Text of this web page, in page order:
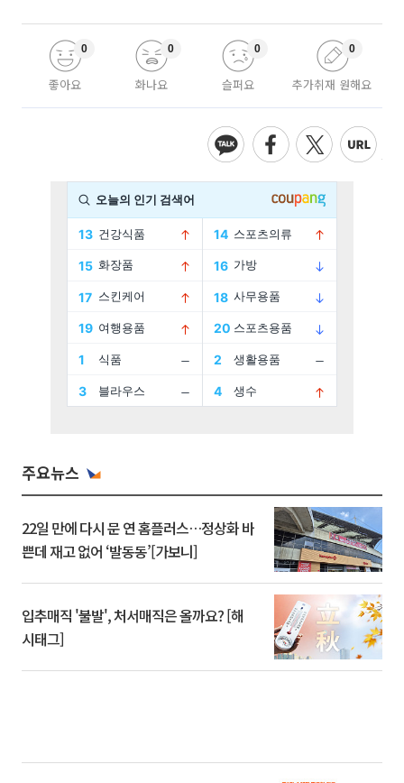
좋아요
0
화나요
0
슬퍼요
0
추가취재 원해요
0
주요뉴스
22일 만에 다시 문 연 홈플러스…정상화 바
쁜데 재고 없어 ‘발동동’[가보니]
입추매직 '불발', 처서매직은 올까요? [해
시태그]